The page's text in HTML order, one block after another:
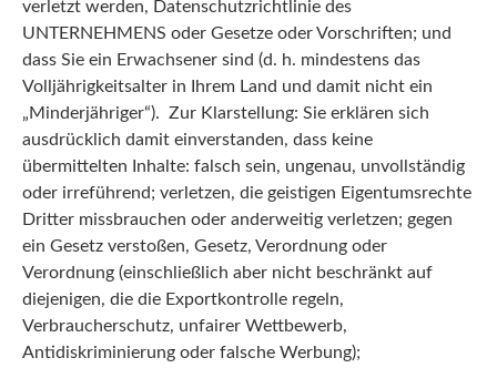
verletzt werden, Datenschutzrichtlinie des
UNTERNEHMENS oder Gesetze oder Vorschriften; und
dass Sie ein Erwachsener sind (d. h. mindestens das
Volljährigkeitsalter in Ihrem Land und damit nicht ein
„Minderjähriger“). Zur Klarstellung: Sie erklären sich
ausdrücklich damit einverstanden, dass keine
übermittelten Inhalte: falsch sein, ungenau, unvollständig
oder irreführend; verletzen, die geistigen Eigentumsrechte
Dritter missbrauchen oder anderweitig verletzen; gegen
ein Gesetz verstoßen, Gesetz, Verordnung oder
Verordnung (einschließlich aber nicht beschränkt auf
diejenigen, die die Exportkontrolle regeln,
Verbraucherschutz, unfairer Wettbewerb,
Antidiskriminierung oder falsche Werbung);